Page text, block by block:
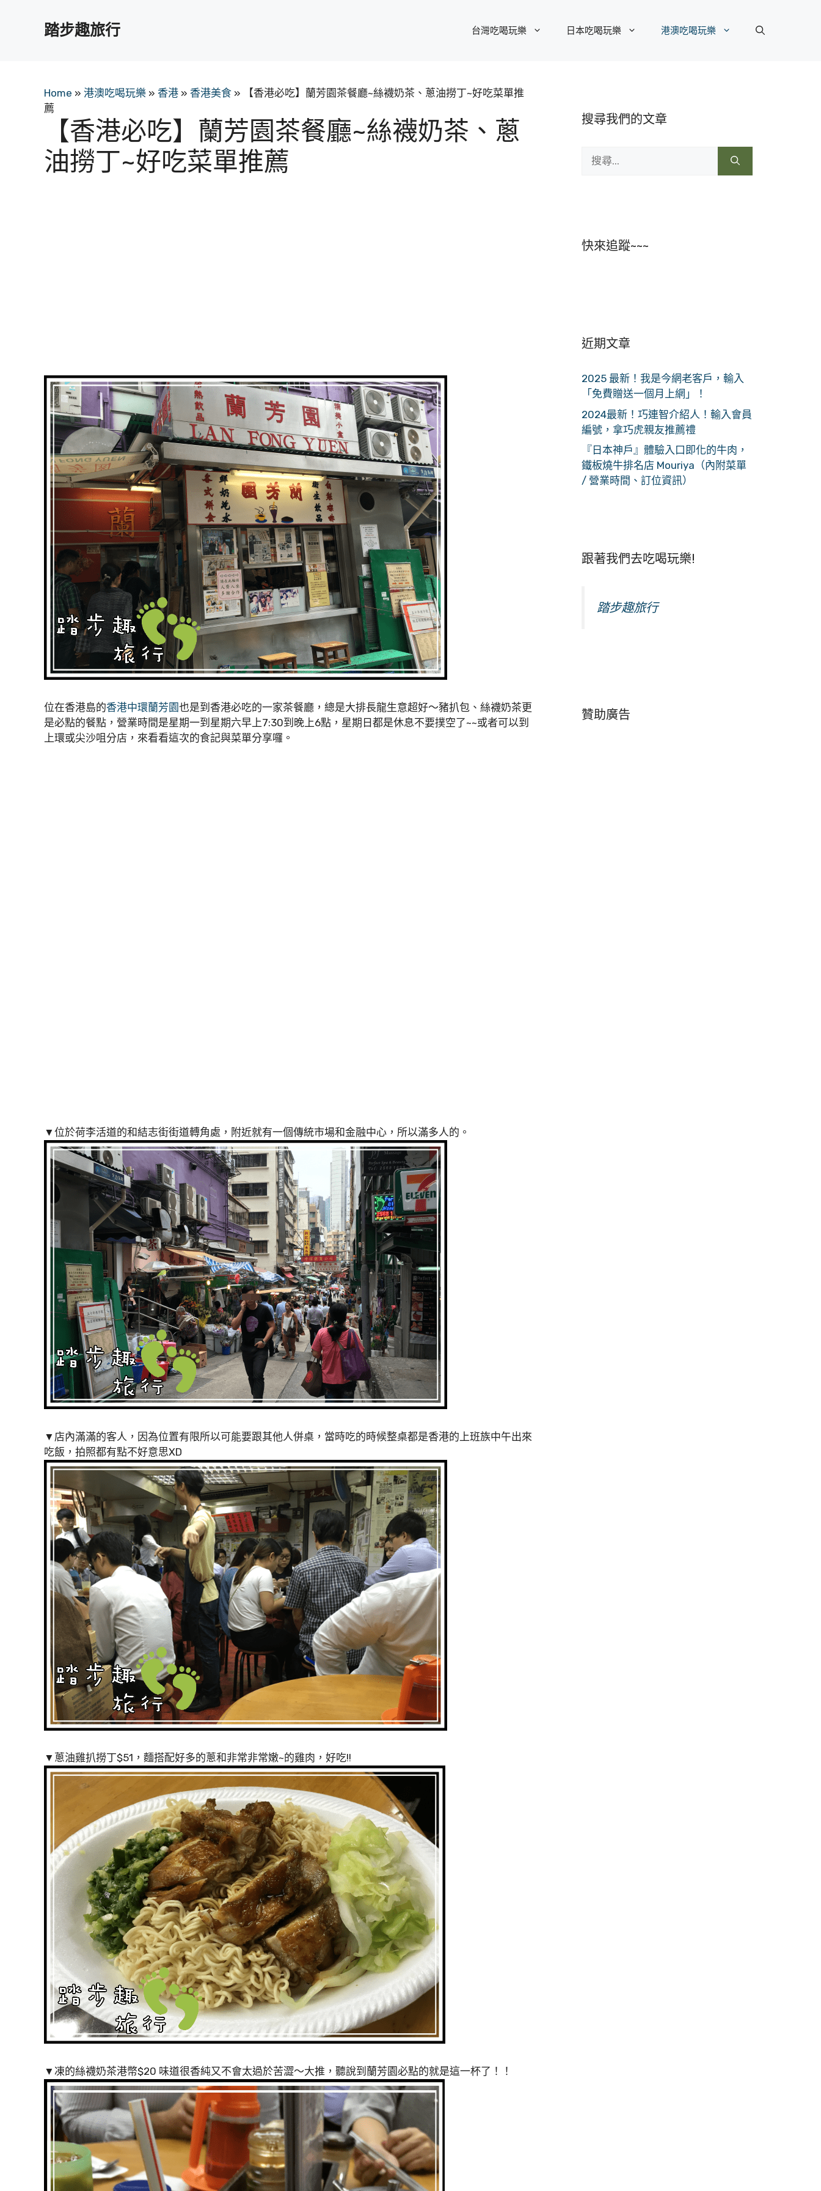
踏步趣旅行 台灣吃喝玩樂 日本吃喝玩樂 港澳吃喝玩樂
Home » 港澳吃喝玩樂 » 香港 » 香港美食 » 【香港必吃】蘭芳園茶餐廳~絲襪奶茶、蔥油撈丁~好吃菜單推
薦
【香港必吃】蘭芳園茶餐廳~絲襪奶茶、蔥
油撈丁~好吃菜單推薦
位在香港島的香港中環蘭芳園也是到香港必吃的一家茶餐廳，總是大排長龍生意超好～豬扒包、絲襪奶茶更
是必點的餐點，營業時間是星期一到星期六早上7:30到晚上6點，星期日都是休息不要撲空了~~或者可以到
上環或尖沙咀分店，來看看這次的食記與菜單分享囉。
▼位於荷李活道的和結志街街道轉角處，附近就有一個傳統市場和金融中心，所以滿多人的。
▼店內滿滿的客人，因為位置有限所以可能要跟其他人併桌，當時吃的時候整桌都是香港的上班族中午出來
吃飯，拍照都有點不好意思XD
▼蔥油雞扒撈丁$51，麵搭配好多的蔥和非常非常嫩~的雞肉，好吃!!
▼凍的絲襪奶茶港幣$20 味道很香純又不會太過於苦澀～大推，聽說到蘭芳園必點的就是這一杯了！！
搜尋我們的文章
尋:
快來追蹤~~~
近期文章
2025 最新！我是今網老客戶，輸入
「免費贈送一個月上網」！
2024最新！巧連智介紹人！輸入會員
編號，拿巧虎親友推薦禮
『日本神戶』體驗入口即化的牛肉，
鐵板燒牛排名店 Mouriya（內附菜單
/ 營業時間、訂位資訊）
跟著我們去吃喝玩樂!
踏步趣旅行
贊助廣告